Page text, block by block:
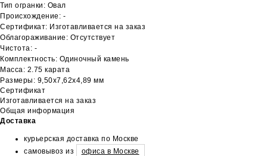
Тип огранки: Овал
Происхождение: -
Сертификат: Изготавливается на заказ
Облагораживание: Отсутствует
Чистота: -
Комплектность: Одиночный камень
Масса: 2.75 карата
Размеры: 9,50х7,62х4,89 мм
Сертификат
Изготавливается на заказ
Общая информация
Доставка
курьерская доставка по Москве
самовывоз из
офиса в Москве